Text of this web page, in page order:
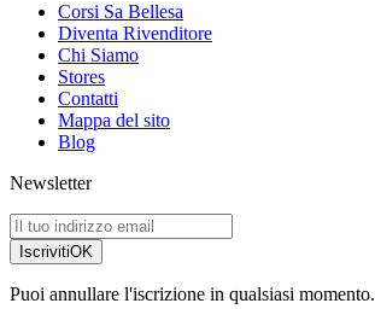
Corsi Sa Bellesa
Diventa Rivenditore
Chi Siamo
Stores
Contatti
Mappa del sito
Blog
Newsletter
IscrivitiOK
Puoi annullare l'iscrizione in qualsiasi momento.